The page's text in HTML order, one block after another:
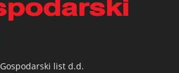
Gospodarski list d.d.